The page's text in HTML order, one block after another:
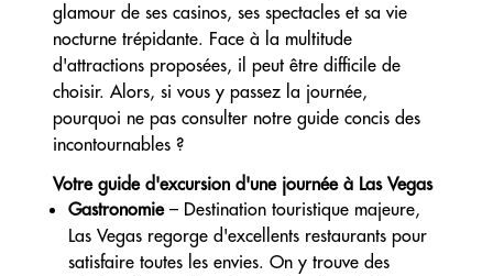
glamour de ses casinos, ses spectacles et sa vie
nocturne trépidante. Face à la multitude
d'attractions proposées, il peut être difficile de
choisir. Alors, si vous y passez la journée,
pourquoi ne pas consulter notre guide concis des
incontournables ?
Votre guide d'excursion d'une journée à Las Vegas
Gastronomie– Destination touristique majeure,
Las Vegas regorge d'excellents restaurants pour
satisfaire toutes les envies. On y trouve des